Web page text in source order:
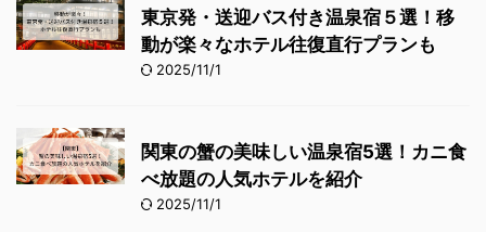
東京発・送迎バス付き温泉宿５選！移
動が楽々なホテル往復直行プランも
2025/11/1
関東の蟹の美味しい温泉宿5選！カニ食
べ放題の人気ホテルを紹介
2025/11/1